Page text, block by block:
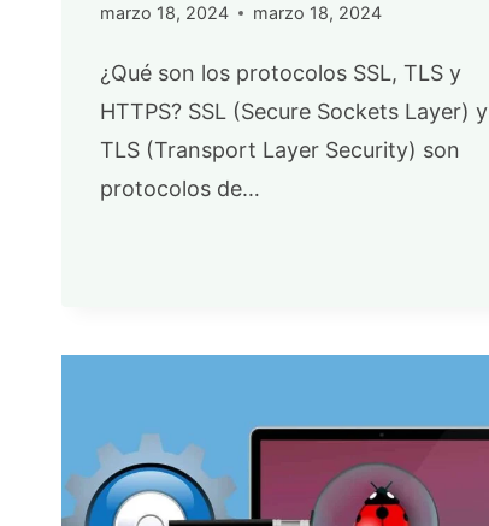
marzo 18, 2024 marzo 18, 2024
¿Qué son los protocolos SSL, TLS y
HTTPS? SSL (Secure Sockets Layer) y
TLS (Transport Layer Security) son
protocolos de…